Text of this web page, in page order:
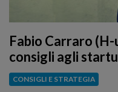
Fabio Carraro (H-
consigli agli
CONSIGLI E STRATEGIA